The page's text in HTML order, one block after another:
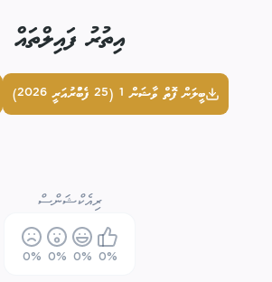
އިތުރު ފައިލްތައް
ބީލަން ފޮތް ވާޝަން 1 (25 ފެބްުރުއަރީ 2026)
ރިއެކްޝަންސް
0%
0%
0%
0%